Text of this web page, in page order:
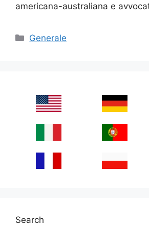
americana-australiana e
Categories
Generale
Search